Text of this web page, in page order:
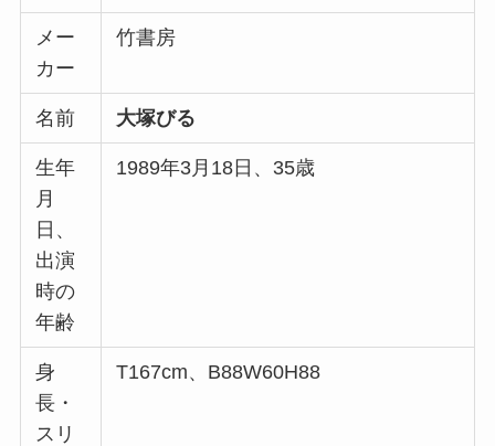
メー
カー
竹書房
名前 大塚びる
生年
月
日、
出演
時の
年齢
1989年3月18日、35歳
身
長・
スリ
T167cm、B88W60H88